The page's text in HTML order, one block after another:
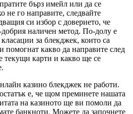
бърз имейл или да се
не го направите, следвайте
си избор с доверието, че
добрия наличен метод. По-долу е
за блекджек, които са
помогнат какво да направите след
текущи карти и какво ще се
казино блекджек не работи.
е, че щом преминете нашата
на казиното ще ви помоли да
банкноти. Можете да започнете